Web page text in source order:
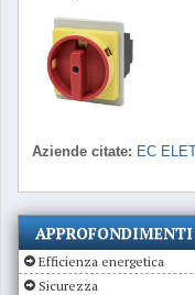
Aziende citate: EC
APPROFONDIMENTI
Efficienza energetica
Sicurezza